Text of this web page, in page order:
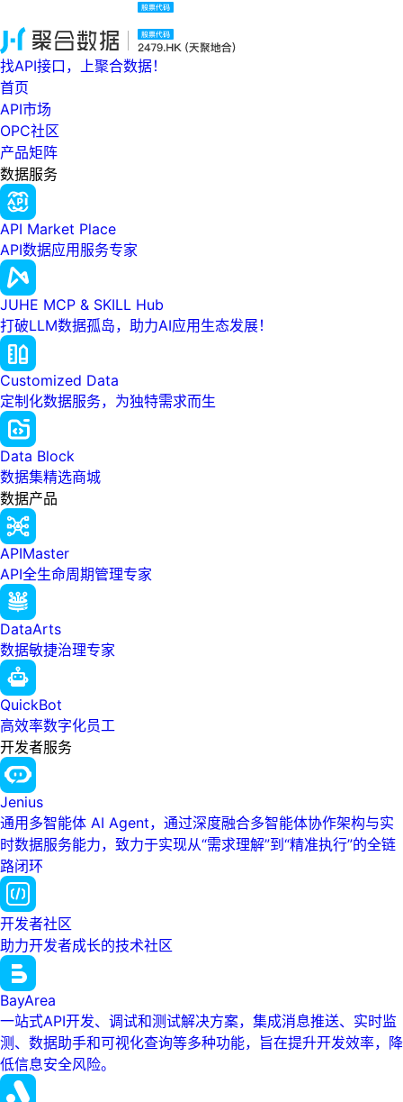
找API接口，上聚合数据！
首页
API市场
OPC社区
产品矩阵
数据服务
API Market Place
API数据应用服务专家
JUHE MCP & SKILL Hub
打破LLM数据孤岛，助力AI应用生态发展！
Customized Data
定制化数据服务，为独特需求而生
Data Block
数据集精选商城
数据产品
APIMaster
API全生命周期管理专家
DataArts
数据敏捷治理专家
QuickBot
高效率数字化员工
开发者服务
Jenius
通用多智能体 AI Agent，通过深度融合多智能体协作架构与实
时数据服务能力，致力于实现从“需求理解”到“精准执行”的全链
路闭环
开发者社区
助力开发者成长的技术社区
BayArea
一站式API开发、调试和测试解决方案，集成消息推送、实时监
测、数据助手和可视化查询等多种功能，旨在提升开发效率，降
低信息安全风险。